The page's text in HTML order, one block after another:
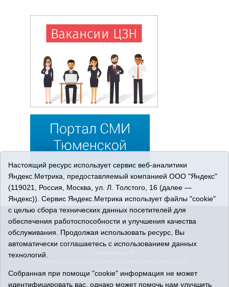
© 2026 Сетевое издание «Ишимская правда». 16+. Все
права защищены.
© При использовании материалов ссылка обязательна.
Адрес редакции: 627750 Тюменская область, г. Ишим, ул.
(34551) 23814
Адрес электронной почты:
IshimPravda-1@obl72.ru
Настоящий ресурс использует сервис веб-аналитики
Яндекс.Метрика, предоставляемый компанией ООО "Яндекс"
(119021, Россия, Москва, ул. Л. Толстого, 16 (далее —
Яндекс)). Сервис Яндекс.Метрика использует файлы "cookie"
с целью сбора технических данных посетителей для
обеспечения работоспособности и улучшения качества
обслуживания. Продолжая использовать ресурс, Вы
автоматически соглашаетесь с использованием данных
технологий.
Собранная при помощи "cookie" информация не может
идентифицировать вас, однако может помочь нам улучшить